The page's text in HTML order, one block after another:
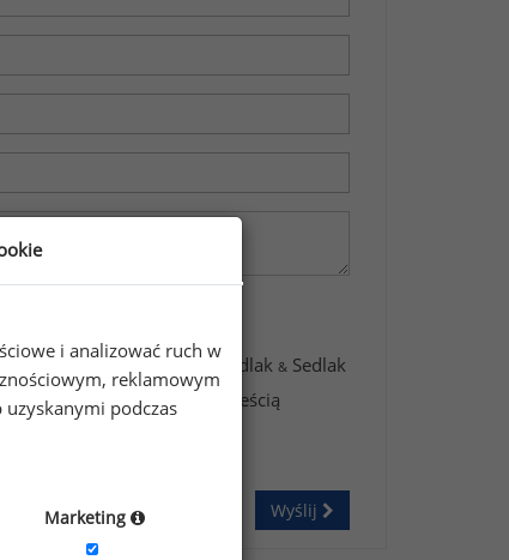
w formularzu przez Sedlak & Sedlak
że zapoznałem się z treścią
Wyślij
i analizować ruch w
reklamowym
podczas
Marketing